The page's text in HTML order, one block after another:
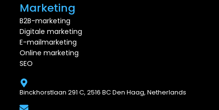
Marketing
B2B-marketing
Digitale marketing
E-mailmarketing
Online marketing
SEO
Binckhorstlaan 291 C, 2516 BC Den Haag, Netherlands